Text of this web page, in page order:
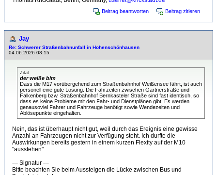
Beitrag beantworten Beitrag zitieren
Jay
Re: Schwerer Straßenbahnunfall in Hohenschönhausen
04.06.2026 08:15
Zitat
der weiße bim
Dass die M17 vorübergehend zum Straßenbahnhof Weißensee fährt, ist auch
personell eine gute Lösung. Die Fahrzeiten zwischen Gärtnerstraße und
Falkenberg bzw. Straßenbahnhof Bernkasteler Straße sind fast identisch, so
dass es keine Probleme mit den Fahr- und Dienstplänen gibt. Es werden
genausoviel Fahrer und Fahrzeuge benötigt sowie Wendezeiten und
Ablösepunkte eingehalten.
Nein, das ist überhaupt nicht gut, weil durch das Ereignis eine gewisse
Anzahl an Fahrzeugen nicht zur Verfügung steht. Ich durfte die
Auswirkungen bereits gestern in einem kurzen Flexity auf der M10
"ausstehen".
--- Signatur ---
Bitte beachten Sie beim Aussteigen die Lücke zwischen Bus und